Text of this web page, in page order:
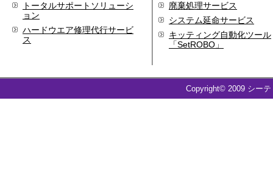
トータルサポートソリューシ
ョン
ハードウエア修理代行サービ
ス
廃棄処理サービス
システム延命サービス
キッティング自動化ツール
「SetROBO」
Copyright© 2009 シー